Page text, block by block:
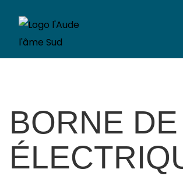
BORNE